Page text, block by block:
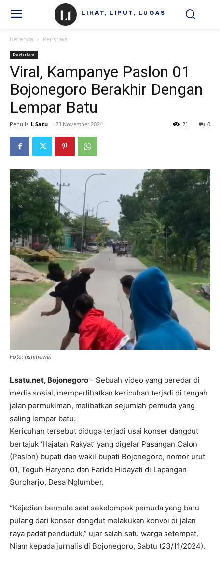
LIHAT, LIPUT, LUGAS
Beranda Peristiwa
Peristiwa
Viral, Kampanye Paslon 01
Bojonegoro Berakhir Dengan
Lempar Batu
Penulis L Satu - 23 November 2024 0
21
Foto: (istimewa)
Lsatu.net, Bojonegoro– Sebuah video yang beredar di
media sosial, memperlihatkan kericuhan terjadi di tengah
jalan permukiman, melibatkan sejumlah pemuda yang
saling lempar batu.
Kericuhan tersebut diduga terjadi usai konser dangdut
bertajuk ‘Hajatan Rakyat’ yang digelar Pasangan Calon
(Paslon) bupati dan wakil bupati Bojonegoro, nomor urut
01, Teguh Haryono dan Farida Hidayati di Lapangan
Suroharjo, Desa Nglumber.
“Kejadian bermula saat sekelompok pemuda yang baru
pulang dari konser dangdut melakukan konvoi di jalan
raya padat penduduk,” ujar salah satu warga setempat,
Niam kepada jurnalis di Bojonegoro, Sabtu (23/11/2024).